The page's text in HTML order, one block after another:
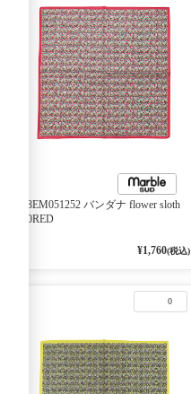
08EM051252 バンダナ flower sloth
10RED
¥1,760(税込)
0